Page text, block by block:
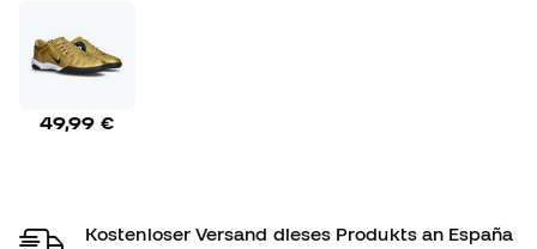
49,99 €
Kostenloser Versand dieses Produkts an España